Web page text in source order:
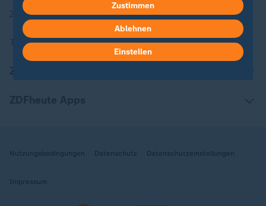
ZDFheute Stories
Themen im Überblick
Nutzungsbedingungen Datenschutz Datenschutzeinstellungen
Impressum
Zustimmen
Ablehnen
Einstellen